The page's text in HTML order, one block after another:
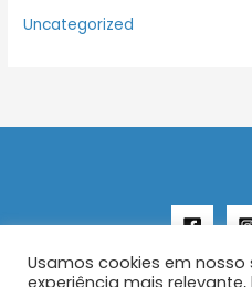
Uncategorized
Usamos cookies em
experiência mais